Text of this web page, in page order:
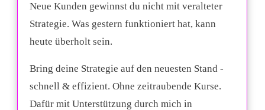
Neue Kunden gewinnst du nicht mit veralteter
Strategie. Was gestern funktioniert hat, kann
heute überholt sein.
Bring deine Strategie auf den neuesten Stand -
schnell & effizient. Ohne zeitraubende Kurse.
Dafür mit Unterstützung durch mich in